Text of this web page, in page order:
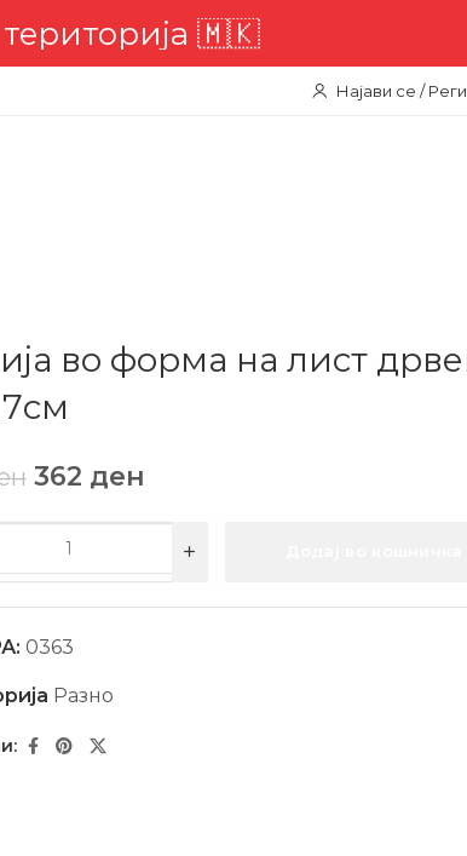
🇲🇰
Најави се /
во форма на лист
362 ден
0363
Разно